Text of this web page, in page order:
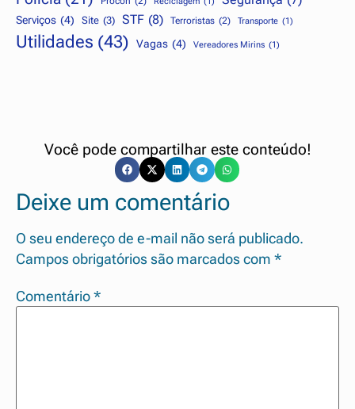
Serviços (4) Site (3) STF (8) Terroristas (2) Transporte (1)
Utilidades (43) Vagas (4) Vereadores Mirins (1)
Você pode compartilhar este conteúdo!
Deixe um comentário
O seu endereço de e-mail não será publicado.
Campos obrigatórios são marcados com *
Comentário *